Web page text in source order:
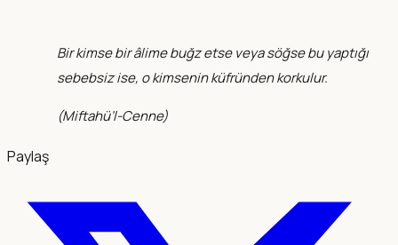
Bir kimse bir âlime buğz etse veya söğse bu yaptığı
sebebsiz ise, o kimsenin küfründen korkulur.
(Miftahü’l-Cenne)
Paylaş